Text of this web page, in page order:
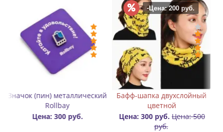
-Цена: 200 руб.
шапка двухслойный
300 руб. Цена: 500
Конусы для слалома на
роликах с фигурным
вырезом
Цена: 50 руб.
Значок